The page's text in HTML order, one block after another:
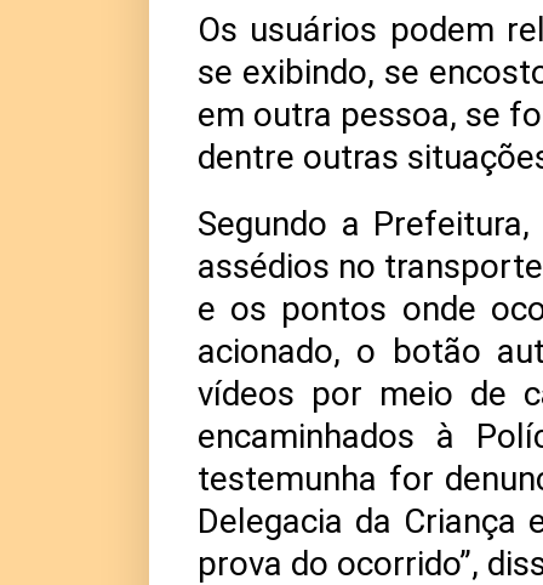
Os usuários podem
se exibindo, se
em outra pessoa, se
dentre outras
Segundo a
assédios no
e os pontos onde
acionado, o botão
vídeos por meio de
encaminhados à
testemunha for
Delegacia da Criança
prova do ocorrido”,